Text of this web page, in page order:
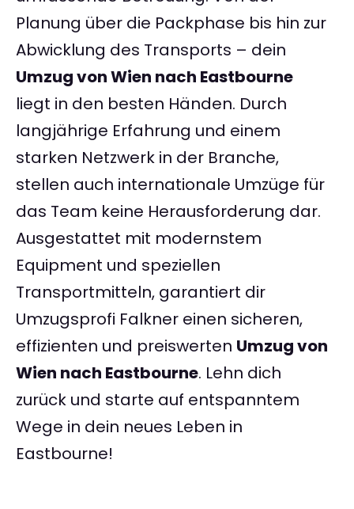
Planung über die Packphase bis hin zur
Abwicklung des Transports – dein
Umzug von Wien nach Eastbourne
liegt in den besten Händen. Durch
langjährige Erfahrung und einem
starken Netzwerk in der Branche,
stellen auch internationale Umzüge für
das Team keine Herausforderung dar.
Ausgestattet mit modernstem
Equipment und speziellen
Transportmitteln, garantiert dir
Umzugsprofi Falkner einen sicheren,
effizienten und preiswerten Umzug von
Wien nach Eastbourne. Lehn dich
zurück und starte auf entspanntem
Wege in dein neues Leben in
Eastbourne!